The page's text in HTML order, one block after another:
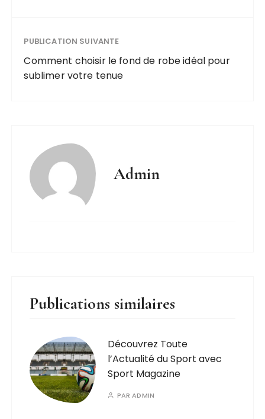
PUBLICATION SUIVANTE
Comment choisir le fond de robe idéal pour
sublimer votre tenue
Admin
Publications similaires
Découvrez Toute
l’Actualité du Sport avec
Sport Magazine
PARADMIN